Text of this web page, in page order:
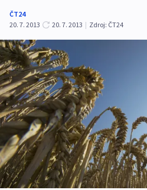
ČT24
20. 7. 2013
20. 7. 2013 | Zdroj: ČT24